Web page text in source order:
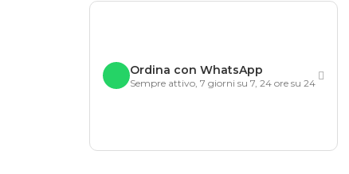
Ordina con WhatsApp
Sempre attivo, 7 giorni su 7, 24 ore su 24